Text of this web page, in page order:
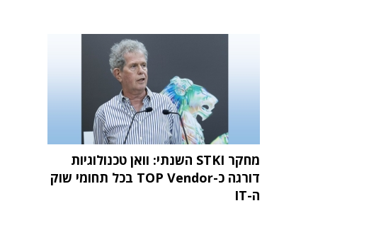
מחקר STKI השנתי: וואן טכנולוגיות
דורגה כ-TOP Vendor בכל תחומי שוק
ה-IT